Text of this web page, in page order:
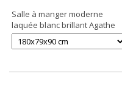
Salle à manger moderne
laquée blanc brillant Agathe